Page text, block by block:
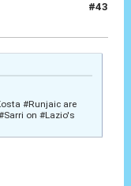
#43
#Runjaic are
on #Lazio's